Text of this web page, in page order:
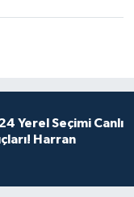
Yerel Seçimi Canlı
Harran